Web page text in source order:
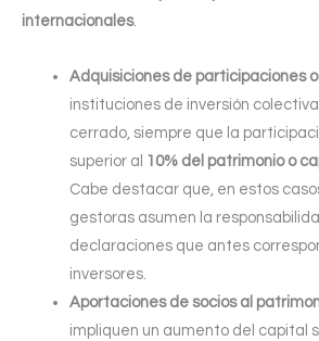
internacionales.
Adquisiciones de participaciones
instituciones de inversión
cerrado, siempre que la
superior al 10% del patrimonio o
Cabe destacar que, en estos
gestoras asumen la
declaraciones que antes
inversores.
Aportaciones de socios al
impliquen un aumento del capital